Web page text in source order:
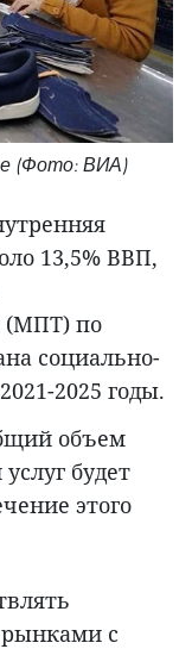
(Фото: ВИА)
13,5% ВВП,
(МПТ) по
социально-
2025 годы.
объем
будет
этого
рынками с